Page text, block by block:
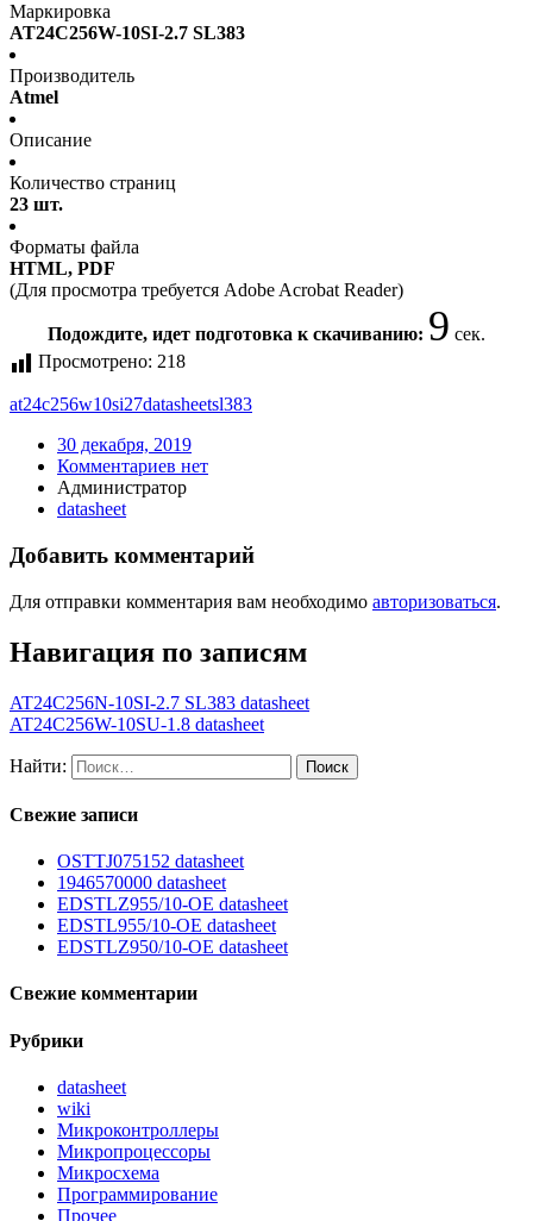
Маркировка
AT24C256W-10SI-2.7 SL383
Производитель
Atmel
Описание
Количество страниц
23 шт.
Форматы файла
HTML, PDF
(Для просмотра требуется Adobe Acrobat Reader)
Подождите, идет подготовка к скачиванию: 9 сек.
Просмотрено: 218
at24c256w10si27datasheetsl383
30 декабря, 2019
Комментариев нет
Администратор
datasheet
Добавить комментарий
Для отправки комментария вам необходимо авторизоваться.
Навигация по записям
AT24C256N-10SI-2.7 SL383 datasheet
AT24C256W-10SU-1.8 datasheet
Найти:
Свежие записи
OSTTJ075152 datasheet
1946570000 datasheet
EDSTLZ955/10-OE datasheet
EDSTL955/10-OE datasheet
EDSTLZ950/10-OE datasheet
Свежие комментарии
Рубрики
datasheet
wiki
Микроконтроллеры
Микропроцессоры
Микросхема
Программирование
Прочее